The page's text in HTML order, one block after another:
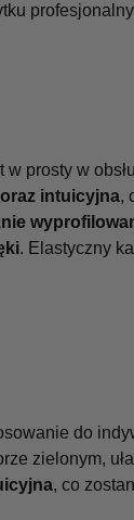
prosty w
intuicyjna,
. Elastyczny
do
zielonym,
, co